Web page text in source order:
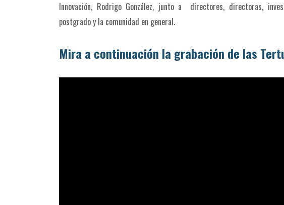
Innovación, Rodrigo González, junto a directores, directoras,
postgrado y la comunidad en general.
Mira a continuación la grabación de las